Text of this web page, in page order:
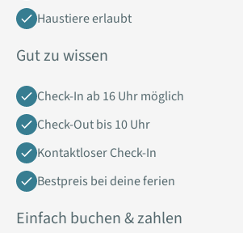
Haustiere erlaubt
Gut zu wissen
Check-In ab 16 Uhr möglich
Check-Out bis 10 Uhr
Kontaktloser Check-In
Bestpreis bei deine ferien
Einfach buchen & zahlen